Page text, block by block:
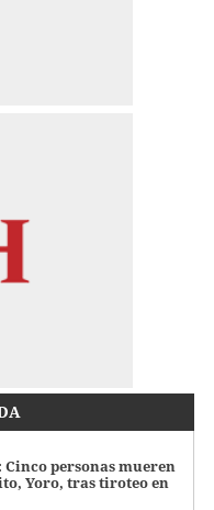
Cinco personas mueren
Yoro, tras tiroteo en